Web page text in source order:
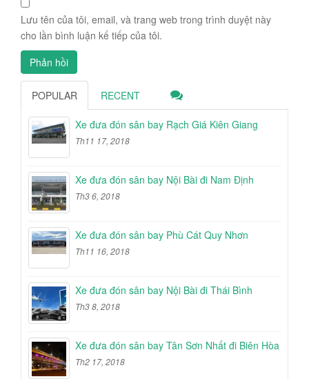
Lưu tên của tôi, email, và trang web trong trình duyệt này
cho lần bình luận kế tiếp của tôi.
POPULAR RECENT
Xe đưa đón sân bay Rạch Giá Kiên Giang
Th11 17, 2018
Xe đưa đón sân bay Nội Bài đi Nam Định
Th3 6, 2018
Xe đưa đón sân bay Phù Cát Quy Nhơn
Th11 16, 2018
Xe đưa đón sân bay Nội Bài đi Thái Bình
Th3 8, 2018
Xe đưa đón sân bay Tân Sơn Nhất đi Biên Hòa
Th2 17, 2018